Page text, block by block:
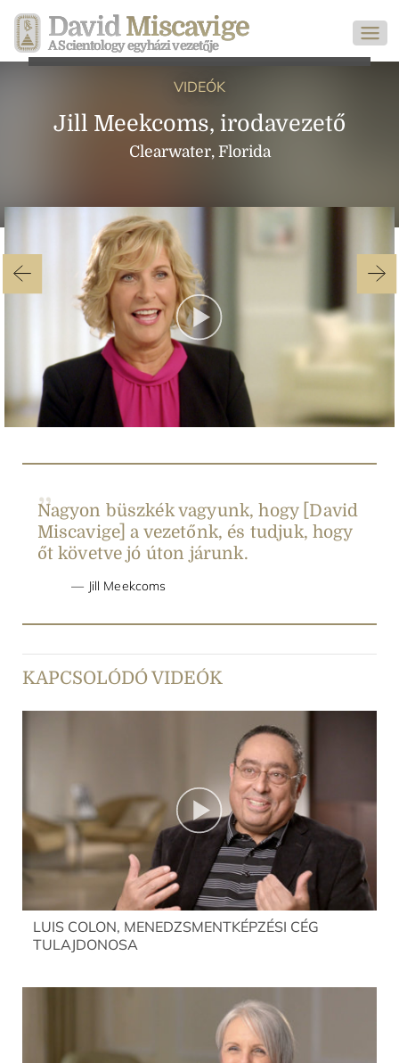
David Miscavige
A Scientology egyházi vezetője
VIDEÓK
Jill Meekcoms, irodavezető
Clearwater, Florida
Play
Video
Nagyon büszkék vagyunk, hogy [David
Miscavige] a vezetőnk, és tudjuk, hogy
őt követve jó úton járunk.
Jill Meekcoms
KAPCSOLÓDÓ VIDEÓK
LUIS COLON, MENEDZSMENTKÉPZÉSI CÉG
TULAJDONOSA